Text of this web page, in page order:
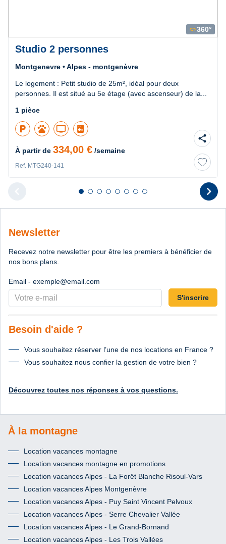
Diapositive
360360°
Studio 2 personnes
Montgenevre • Alpes - montgenèvre
Le logement : Petit studio de 25m², idéal pour deux
personnes. Il est situé au 5e étage (avec ascenseur) de la...
1 pièce
local_parking pets tv
À partir de 334,00 € /semaine
Ref. MTG240-141
share
chevron_right
Diapositive 1 sur 8
Diapositive 2 sur 8
Diapositive 3 sur 8
Diapositive 4 sur 8
Diapositive 5 sur 8
Diapositive 6 sur 8
Diapositive 7 sur 8
Diapositive 8 sur 8
Newsletter
Recevez notre newsletter pour être les premiers à bénéficier de
nos bons plans.
Email - exemple@email.com
S'inscrire
Besoin d'aide ?
Vous souhaitez réserver l’une de nos locations en France ?
Vous souhaitez nous confier la gestion de votre bien ?
Découvrez toutes nos réponses à vos questions.
À la montagne
Location vacances montagne
Location vacances montagne en promotions
Location vacances Alpes - La Forêt Blanche Risoul-Vars
Location vacances Alpes Montgenèvre
Location vacances Alpes - Puy Saint Vincent Pelvoux
Location vacances Alpes - Serre Chevalier Vallée
Location vacances Alpes - Le Grand-Bornand
Location vacances Alpes - Les Trois Vallées